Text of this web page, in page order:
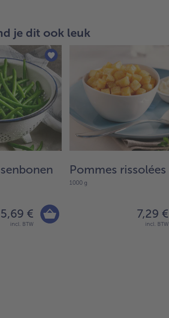
je dit ook leuk
5,69 €
incl. BTW
Pommes rissolées
1000 g
7,29 €
incl. BTW